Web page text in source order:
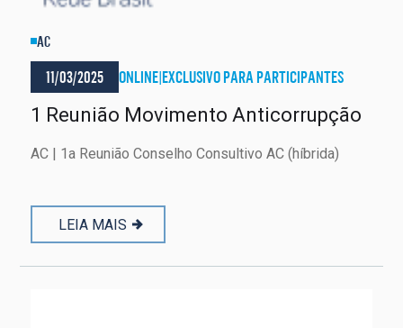
AC
11/03/2025 ONLINE|EXCLUSIVO PARA PARTICIPANTES
1 Reunião Movimento Anticorrupção
AC | 1a Reunião Conselho Consultivo AC (híbrida)
LEIA MAIS